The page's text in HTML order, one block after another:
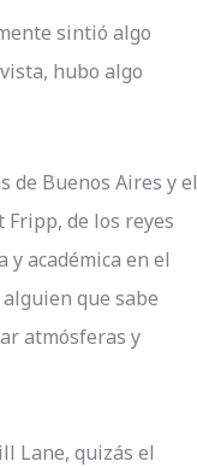
sintió algo
hubo algo
de Buenos Aires y el
de los reyes
académica en el
que sabe
atmósferas y
Lane, quizás el